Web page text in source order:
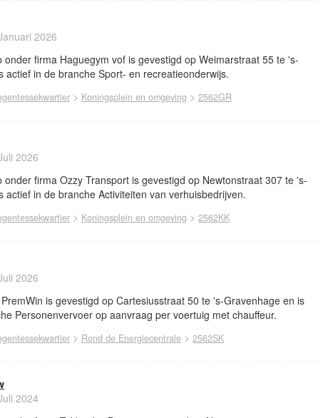
2026
onder firma Haguegym vof is gevestigd op Weimarstraat 55 te 's-
actief in de branche Sport- en recreatieonderwijs.
> Koningsplein en omgeving > 2562GR
2026
onder firma Ozzy Transport is gevestigd op Newtonstraat 307 te 's-
actief in de branche Activiteiten van verhuisbedrijven.
> Koningsplein en omgeving > 2562KK
2026
is gevestigd op Cartesiusstraat 50 te 's-Gravenhage en is
Personenvervoer op aanvraag per voertuig met chauffeur.
> Rond de Energiecentrale > 2562SK
2024